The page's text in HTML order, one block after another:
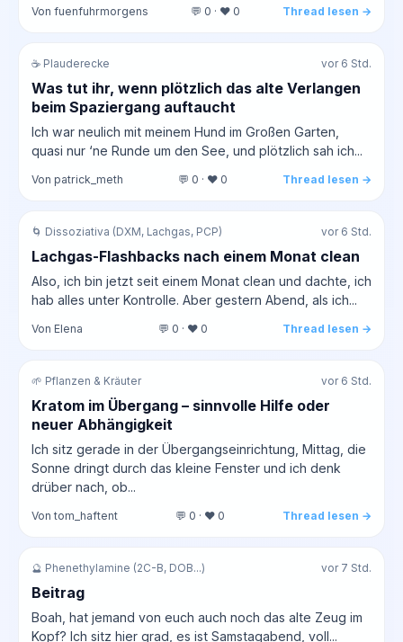
Von fuenfuhrmorgens 💬 0 · ❤️ 0 Thread lesen →
☕ Plauderecke vor 6 Std.
Was tut ihr, wenn plötzlich das alte Verlangen
beim Spaziergang auftaucht
Ich war neulich mit meinem Hund im Großen Garten,
quasi nur ‘ne Runde um den See, und plötzlich sah ich...
Von patrick_meth 💬 0 · ❤️ 0 Thread lesen →
🌀 Dissoziativa (DXM, Lachgas, PCP) vor 6 Std.
Lachgas-Flashbacks nach einem Monat clean
Also, ich bin jetzt seit einem Monat clean und dachte, ich
hab alles unter Kontrolle. Aber gestern Abend, als ich...
Von Elena 💬 0 · ❤️ 0 Thread lesen →
🌱 Pflanzen & Kräuter vor 6 Std.
Kratom im Übergang – sinnvolle Hilfe oder
neuer Abhängigkeit
Ich sitz gerade in der Übergangseinrichtung, Mittag, die
Sonne dringt durch das kleine Fenster und ich denk
drüber nach, ob...
Von tom_haftent 💬 0 · ❤️ 0 Thread lesen →
🔮 Phenethylamine (2C-B, DOB...) vor 7 Std.
Beitrag
Boah, hat jemand von euch auch noch das alte Zeug im
Kopf? Ich sitz hier grad, es ist Samstagabend, voll...